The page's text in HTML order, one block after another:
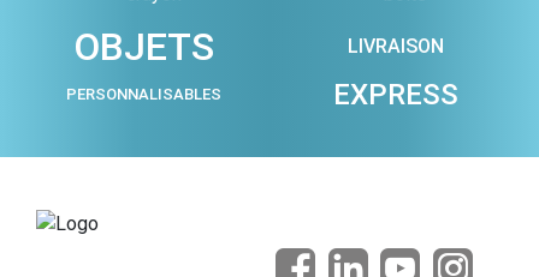
OBJETS
PERSONNALISABLES
LIVRAISON
EXPRESS